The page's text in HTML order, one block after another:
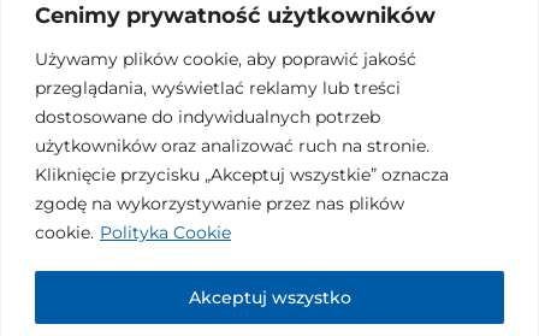
Cenimy prywatność użytkowników
Używamy plików cookie, aby poprawić jakość
przeglądania, wyświetlać reklamy lub treści
dostosowane do indywidualnych potrzeb
użytkowników oraz analizować ruch na stronie.
Kliknięcie przycisku „Akceptuj wszystkie” oznacza
zgodę na wykorzystywanie przez nas plików
cookie. Polityka Cookie
Akceptuj wszystko
Rothenklempenowerstr. 48
Deutschland
USt-IdNr. DE 266770064
Dokumenty do pobrania:
© 2026 byTrain Electric. Wszelkie prawa zastrzeżone.